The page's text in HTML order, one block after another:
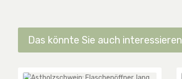
Das könnte Sie auch interessieren
Produktgalerie überspringen